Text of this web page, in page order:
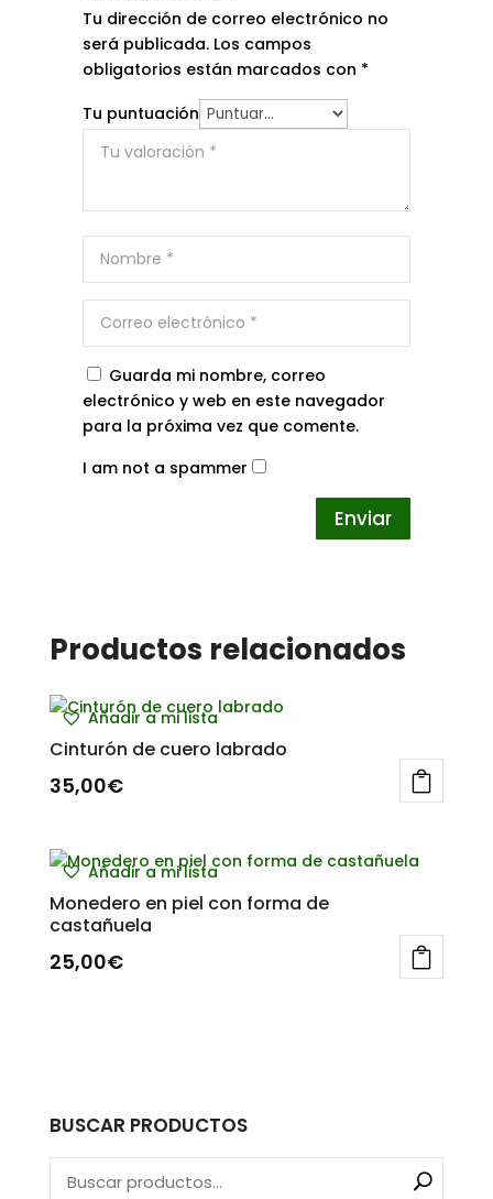
Tu dirección de correo electrónico no
será publicada. Los campos
obligatorios están marcados con *
Tu puntuación
Guarda mi nombre, correo
electrónico y web en este navegador
para la próxima vez que comente.
I am not a spammer
Productos relacionados
Añadir a mi lista
Cinturón de cuero labrado
35,00€
Añadir a mi lista
Monedero en piel con forma de
castañuela
25,00€
BUSCAR PRODUCTOS